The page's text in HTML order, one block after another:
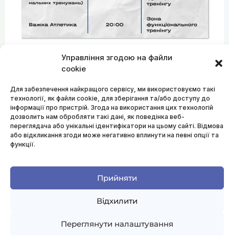
Управління згодою на файли
cookie
Для забезпечення найкращого сервісу, ми використовуємо такі
технології, як файли cookie, для зберігання та/або доступу до
інформації про пристрій. Згода на використання цих технологій
дозволить нам обробляти такі дані, як поведінка веб-
переглядача або унікальні ідентифікатори на цьому сайті. Відмова
або відкликання згоди може негативно вплинути на певні опції та
функції.
Прийняти
Відхилити
Переглянути налаштування